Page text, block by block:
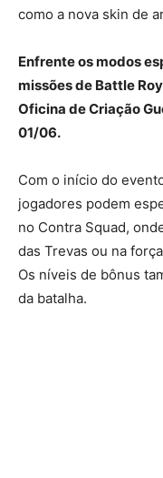
como a nova skin de
Enfrente os modos
missões de Battle
Oficina de Criação
01/06.
Com o início do
jogadores podem
no Contra Squad,
das Trevas ou na
Os níveis de bônus
da batalha.